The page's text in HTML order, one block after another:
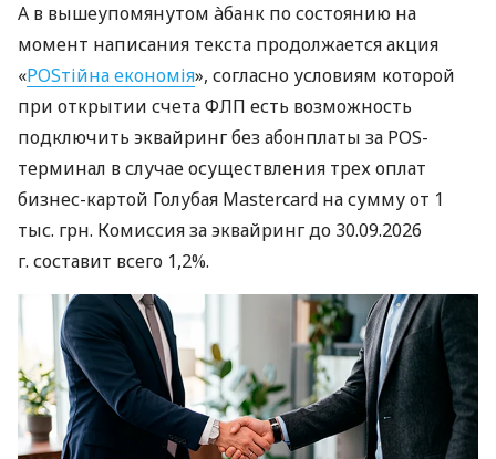
А в вышеупомянутом àбанк по состоянию на
момент написания текста продолжается акция
«POSтійна економія», согласно условиям которой
при открытии счета ФЛП есть возможность
подключить эквайринг без абонплаты за POS-
терминал в случае осуществления трех оплат
бизнес-картой Голубая Mastercard на сумму от 1
тыс. грн. Комиссия за эквайринг до 30.09.2026
г. составит всего 1,2%.